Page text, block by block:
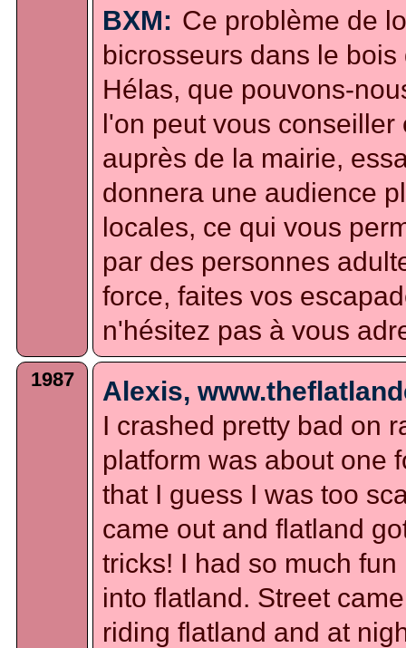
BXM: Ce problème de
bicrosseurs dans le
Hélas, que pouvons-
l'on peut vous
auprès de la mairie,
donnera une audience
locales, ce qui vous
par des personnes
force, faites vos
n'hésitez pas à vous
1987
Alexis,
I crashed pretty bad on
platform was about one
that I guess I was too
came out and flatland
tricks! I had so much
into flatland. Street
riding flatland and at